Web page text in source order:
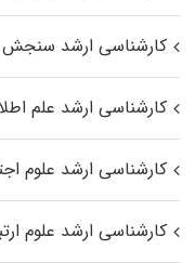
کارشناسی ارشد سنجش
کارشناسی ارشد علم
کارشناسی ارشد علوم
کارشناسی ارشد علوم